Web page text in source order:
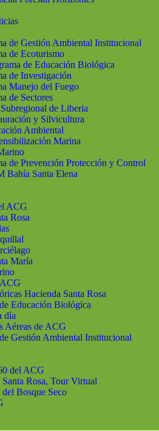
de Gestión Ambiental Institucional
de Ecoturismo
de Educación Biológica
de Investigación
Manejo del Fuego
de Sectores
de Liberia
y Silvicultura
Ambiental
Marina
de Prevención Protección y Control
Bahía Santa Elena
ACG
Rosa
María
Hacienda Santa Rosa
Educación Biológica
día
Aéreas de ACG
Gestión Ambiental Institucional
del ACG
Santa Rosa, Tour Virtual
del Bosque Seco